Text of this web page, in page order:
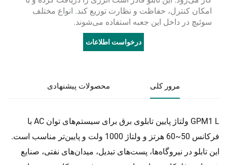
امکان کنترل، حفاظت و نظارت توزیع کند. انواع مختلف
سوئیچ در داخل این جعبه استفاده می‌شوند.
درخواست اطلاعات
مرور کلی محصولات پیشنهادی
GPM1 L ولتاژ پایین
تابلوی برق برای سیستم‌های توان AC با
فرکانس 50~60 هرتز و ولتاژ 1000 ولت و پایین‌تر مناسب است.
این تابلو در نیروگاه‌ها، پست‌های تبدیل، میدان‌های نفتی، صنایع